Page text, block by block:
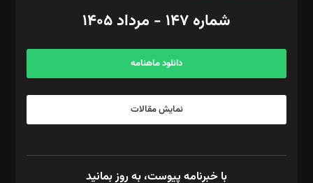
آگهی و مشترکین: ۰۹۱۹۹۹۹۰۴۵۴
شماره ۱۴۷ - مرداد ۱۴۰۵
دانلود ماهنامه
نمایش مقالات
با خبرنامه پیوست، به روز بمانید